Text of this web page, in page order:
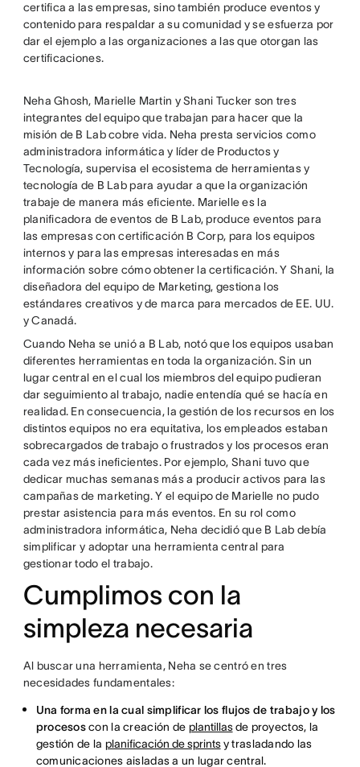
certifica a las empresas, sino también produce eventos y
contenido para respaldar a su comunidad y se esfuerza por
dar el ejemplo a las organizaciones a las que otorgan las
certificaciones.
Neha Ghosh, Marielle Martin y Shani Tucker son tres
integrantes del equipo que trabajan para hacer que la
misión de B Lab cobre vida. Neha presta servicios como
administradora informática y líder de Productos y
Tecnología, supervisa el ecosistema de herramientas y
tecnología de B Lab para ayudar a que la organización
trabaje de manera más eficiente. Marielle es la
planificadora de eventos de B Lab, produce eventos para
las empresas con certificación B Corp, para los equipos
internos y para las empresas interesadas en más
información sobre cómo obtener la certificación. Y Shani, la
diseñadora del equipo de Marketing, gestiona los
estándares creativos y de marca para mercados de EE. UU.
y Canadá.
Cuando Neha se unió a B Lab, notó que los equipos usaban
diferentes herramientas en toda la organización. Sin un
lugar central en el cual los miembros del equipo pudieran
dar seguimiento al trabajo, nadie entendía qué se hacía en
realidad. En consecuencia, la gestión de los recursos en los
distintos equipos no era equitativa, los empleados estaban
sobrecargados de trabajo o frustrados y los procesos eran
cada vez más ineficientes. Por ejemplo, Shani tuvo que
dedicar muchas semanas más a producir activos para las
campañas de marketing. Y el equipo de Marielle no pudo
prestar asistencia para más eventos. En su rol como
administradora informática, Neha decidió que B Lab debía
simplificar y adoptar una herramienta central para
gestionar todo el trabajo.
Cumplimos con la
simpleza necesaria
Al buscar una herramienta, Neha se centró en tres
necesidades fundamentales:
Una forma en la cual simplificar los flujos de trabajo y los
procesoscon la creación de plantillasde proyectos, la
gestión de la planificación de sprintsy trasladando las
comunicaciones aisladas a un lugar central.